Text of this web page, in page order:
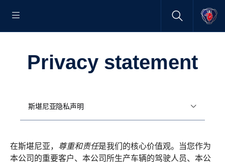
Privacy statement
斯堪尼亚隐私声明
在斯堪尼亚， 尊重和责任是我们的核心价值观。当您作为
本公司的重要客户、本公司所生产车辆的驾驶人员、本公